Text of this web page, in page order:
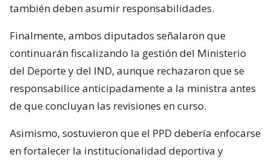
también deben asumir responsabilidades.
Finalmente, ambos diputados señalaron que
continuarán fiscalizando la gestión del Ministerio
del Deporte y del IND, aunque rechazaron que se
responsabilice anticipadamente a la ministra antes
de que concluyan las revisiones en curso.
Asimismo, sostuvieron que el PPD debería enfocarse
en fortalecer la institucionalidad deportiva y